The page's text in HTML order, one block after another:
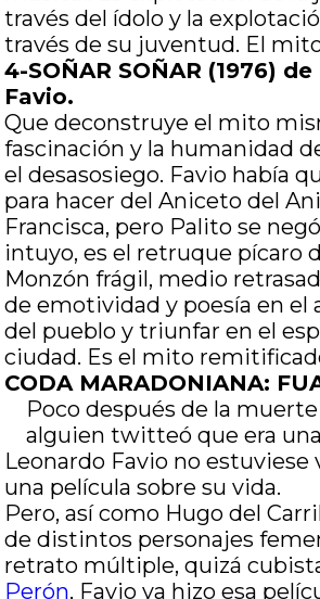
través del ídolo y la
través de su juventud. El
4-SOÑAR SOÑAR (1976)
Favio.
Que deconstruye el mito
fascinación y la humanidad
el desasosiego. Favio había
para hacer del Aniceto del
Francisca, pero Palito se
intuyo, es el retruque pícaro
Monzón frágil, medio
de emotividad y poesía en el
del pueblo y triunfar en el
ciudad. Es el mito
CODA MARADONIANA:
Poco después de la
alguien twitteó que era
Leonardo Favio no estuviese
una película sobre su vida.
Pero, así como Hugo del
de distintos personajes
retrato múltiple, quizá
Perón, Favio ya hizo esa